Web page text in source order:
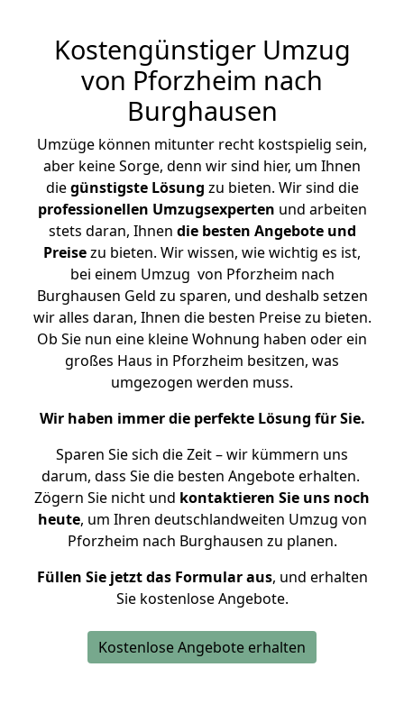
Kostengünstiger Umzug
von Pforzheim nach
Burghausen
Umzüge können mitunter recht kostspielig sein,
aber keine Sorge, denn wir sind hier, um Ihnen
diegünstigste Lösung zu bieten. Wir sind die
professionellen Umzugsexperten und arbeiten
stets daran, Ihnen die besten Angebote und
Preisezu bieten. Wir wissen, wie wichtig es ist,
bei einem Umzug von Pforzheim nach
Burghausen Geld zu sparen, und deshalb setzen
wir alles daran, Ihnen die besten Preise zu bieten.
Ob Sie nun eine kleine Wohnung haben oder ein
großes Haus in Pforzheim besitzen, was
umgezogen werden muss.
Wir haben immer die perfekte Lösung für Sie.
Sparen Sie sich die Zeit – wir kümmern uns
darum, dass Sie die besten Angebote erhalten.
Zögern Sie nicht und kontaktieren Sie uns noch
heute, um Ihren deutschlandweiten Umzug von
Pforzheim nach Burghausen zu planen.
Füllen Sie jetzt das Formular aus, und erhalten
Sie kostenlose Angebote.
Kostenlose Angebote erhalten